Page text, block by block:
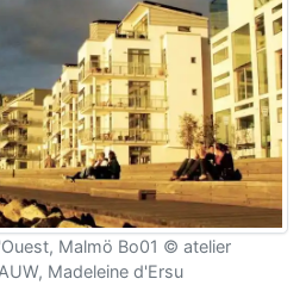
Malmö Bo01 © atelier
Madeleine d'Ersu